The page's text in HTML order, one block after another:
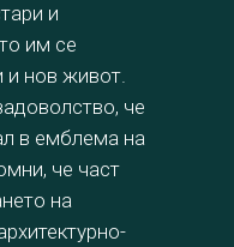
и
им се
и нов живот.
че
в емблема на
че част
на